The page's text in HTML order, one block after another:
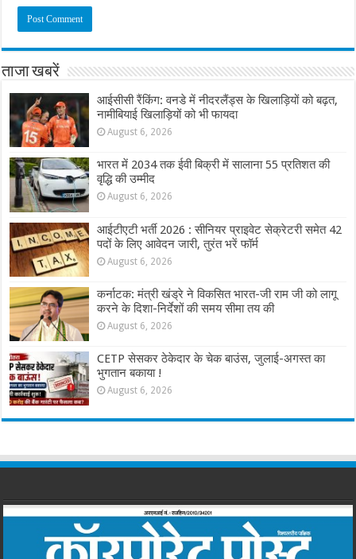
ताजा खबरें
आईसीसी रैंकिंग: वनडे में नीदरलैंड्स के खिलाड़ियों को बढ़त,
नामीबियाई खिलाड़ियों को भी फायदा
August 6, 2026
भारत में 2034 तक ईवी बिक्री में सालाना 55 प्रतिशत की
वृद्धि की उम्मीद
August 6, 2026
आईटीएटी भर्ती 2026 : सीनियर प्राइवेट सेक्रेटरी समेत 42
पदों के लिए आवेदन जारी, तुरंत भरें फॉर्म
August 6, 2026
कर्नाटक: मंत्री खंड्रे ने विकसित भारत-जी राम जी को लागू
करने के दिशा-निर्देशों की समय सीमा तय की
August 6, 2026
CETP सेसकर ठेकेदार के चेक बाउंस, जुलाई-अगस्त का
भुगतान बकाया !
August 6, 2026